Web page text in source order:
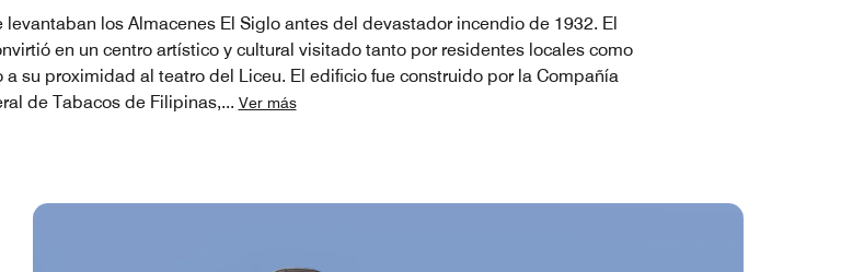
los Almacenes El Siglo antes del devastador incendio de 1932. El
en un centro artístico y cultural visitado tanto por residentes locales como
su proximidad al teatro del Liceu. El edificio fue construido por la Compañía
de Tabacos de Filipinas,... Ver más